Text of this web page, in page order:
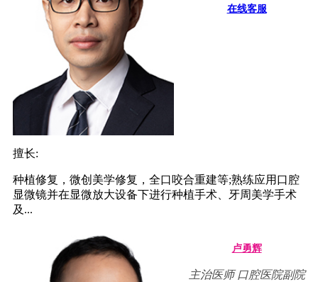
在线客服
擅长:
种植修复，微创美学修复，全口咬合重建等;熟练应用口腔
显微镜并在显微放大设备下进行种植手术、牙周美学手术
及...
卢勇辉
主治医师 口腔医院副院